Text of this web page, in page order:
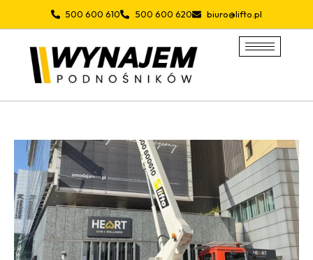
500 600 610 500 600 620 biuro@lifto.pl